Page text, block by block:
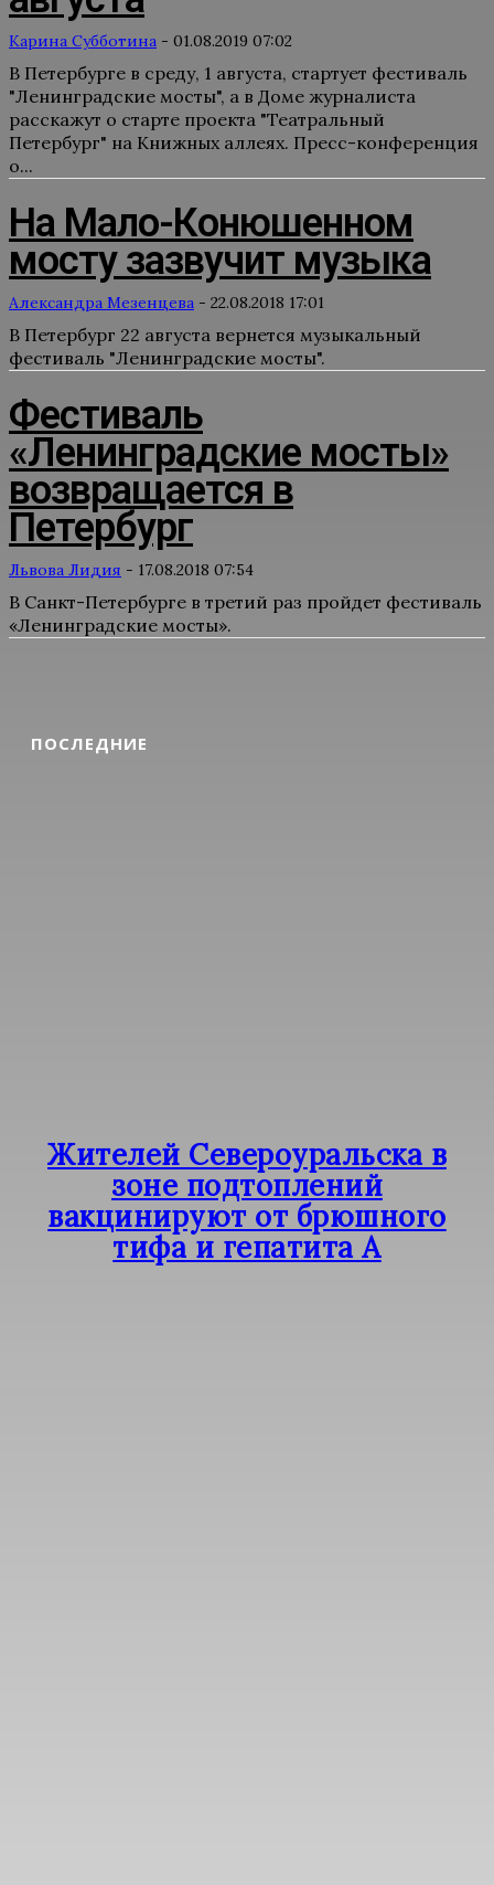
ПОСЛЕДНИЕ
Жителей Североуральска в
зоне подтоплений
вакцинируют от брюшного
тифа и гепатита А
Карина Субботина - 01.08.2019 07:02
В Петербурге в среду, 1 августа, стартует фестиваль
"Ленинградские мосты", а в Доме журналиста
расскажут о старте проекта "Театральный
Петербург" на Книжных аллеях. Пресс-конференция
о...
На Мало-Конюшенном
мосту зазвучит музыка
Александра Мезенцева - 22.08.2018 17:01
В Петербург 22 августа вернется музыкальный
фестиваль "Ленинградские мосты".
Фестиваль
«Ленинградские мосты»
возвращается в
Петербург
Львова Лидия - 17.08.2018 07:54
В Санкт-Петербурге в третий раз пройдет фестиваль
«Ленинградские мосты».